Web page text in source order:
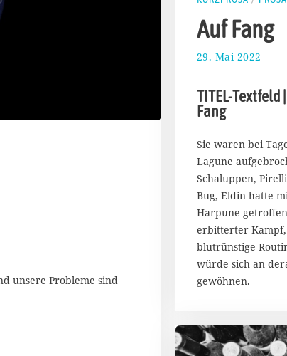
unsere Probleme sind
Auf Fang
29. Mai 2022
u
2
0
2
TITEL-Textfeld
Fang
Sie waren bei
Lagune
Schaluppen,
Bug, Eldin hatte
Harpune
erbitterter
blutrünstige
würde sich an
gewöhnen.